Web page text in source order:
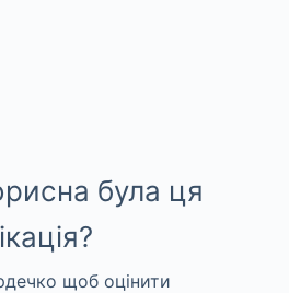
була ця
щоб оцінити